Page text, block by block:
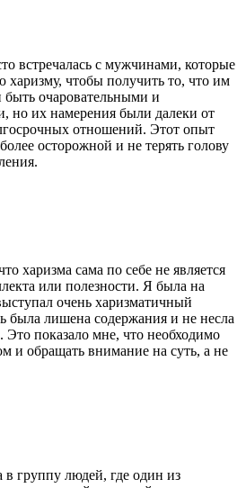
встречалась с мужчинами, которые
харизму, чтобы получить то, что им
очаровательными и
но их намерения были далеки от
отношений. Этот опыт
осторожной и не терять голову
харизма сама по себе не является
или полезности. Я была на
очень харизматичный
была лишена содержания и не несла
Это показало мне, что необходимо
и обращать внимание на суть, а не
группу людей, где один из